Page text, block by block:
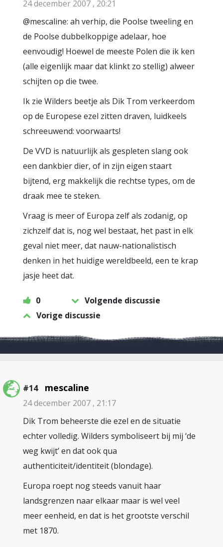
24 december 2007 , 20:21
@mescaline: ah verhip, die Poolse tweeling en
de Poolse dubbelkoppige adelaar, hoe
eenvoudig! Hoewel de meeste Polen die ik ken
(alle eigenlijk maar dat klinkt zo stellig) alweer
schijten op die twee.
Ik zie Wilders beetje als Dik Trom verkeerdom
op de Europese ezel zitten draven, luidkeels
schreeuwend: voorwaarts!
De VVD is natuurlijk als gespleten slang ook
een dankbier dier, of in zijn eigen staart
bijtend, erg makkelijk die rechtse types, om de
draak mee te steken.
Vraag is meer of Europa zelf als zodanig, op
zichzelf dat is, nog wel bestaat, het past in elk
geval niet meer, dat nauw-nationalistisch
denken in het huidige wereldbeeld, een te krap
jasje heet dat.
0
Volgende discussie
Vorige discussie
#14 mescaline
24 december 2007 , 21:17
Dik Trom beheerste die ezel en de situatie
echter volledig. Wilders symboliseert bij mij ‘de
weg kwijt’ en dat ook qua
authenticiteit/identiteit (blondage).
Europa roept nog steeds vanuit haar
landsgrenzen naar elkaar maar is wel veel
meer eenheid, en dat is het grootste verschil
met 1870.